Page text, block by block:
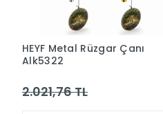
HEYF Metal Rüzgar Çanı
Alk5322
2.021,76 TL